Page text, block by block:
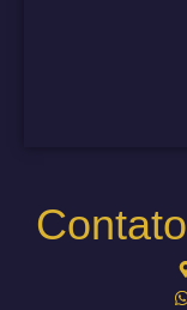
Contato